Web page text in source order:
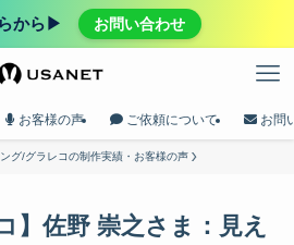
から▶︎ お問い合わせ
お客様の声 ご依頼について お問
グ/グラレコの制作実績・お客様の声
】佐野 崇之さま：見え